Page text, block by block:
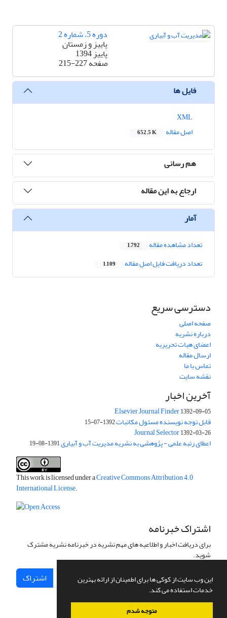
این وب سایت از کوکی ها برای اطمینان از ارائه بهترین
خدمات استفاده می کند.
متوجه شدم
دوره 5، شماره 2
پاییز و زمستان
پاییز 1394
صفحه215-227
فایل ها
اصل مقاله
652.5 K
هم رسانی
ارجاع به این مقاله
آمار
تعداد مشاهده مقاله 1,792
تعداد دریافت فایل اصل مقاله 1,109
دسترسی سریع
صفحه اصلی
درباره نشریه
اعضای هیات تحریریه
ارسال مقاله
تماس با ما
نقشه سایت
آخرین اخبار
Elsevier Journal Finder1392-09-05
قابل توجه نویسنده مسئول مکاتبات1392-07-15
Journal Selector1392-03-26
اعطای رتبه علمی - پژوهشی به نشریه مدیریت آب و آبیاری1391-08-19
This work is licensed under aCreative Commons Attribution 4.0
International License.
اشتراک خبرنامه
برای دریافت اخبار و اطلاعیه های مهم نشریه در خبرنامه نشریه مشترک
شوید.
اشتراک